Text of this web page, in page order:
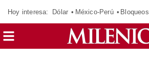
Hoy interesa: Dólar México-Perú